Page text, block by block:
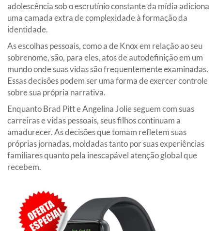
adolescência sob o escrutínio constante da mídia adiciona
uma camada extra de complexidade à formação da
identidade.
As escolhas pessoais, como a de Knox em relação ao seu
sobrenome, são, para eles, atos de autodefinição em um
mundo onde suas vidas são frequentemente examinadas.
Essas decisões podem ser uma forma de exercer controle
sobre sua própria narrativa.
Enquanto Brad Pitt e Angelina Jolie seguem com suas
carreiras e vidas pessoais, seus filhos continuam a
amadurecer. As decisões que tomam refletem suas
próprias jornadas, moldadas tanto por suas experiências
familiares quanto pela inescapável atenção global que
recebem.